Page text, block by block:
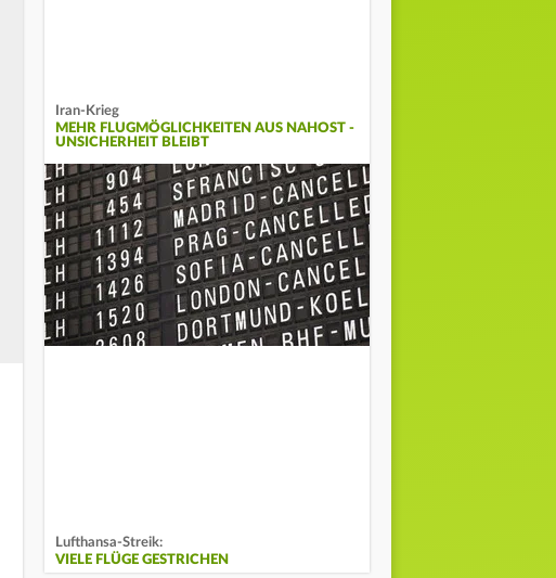
Iran-Krieg
MEHR FLUGMÖGLICHKEITEN AUS NAHOST -
UNSICHERHEIT BLEIBT
Lufthansa-Streik:
VIELE FLÜGE GESTRICHEN